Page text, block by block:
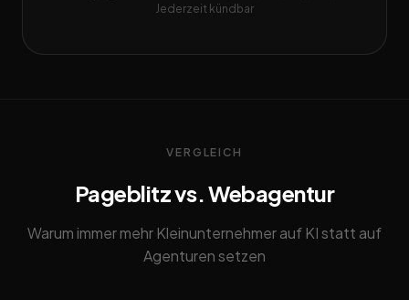
Jederzeit kündbar
VERGLEICH
Pageblitz vs. Webagentur
Warum immer mehr Kleinunternehmer auf KI statt auf
Agenturen setzen